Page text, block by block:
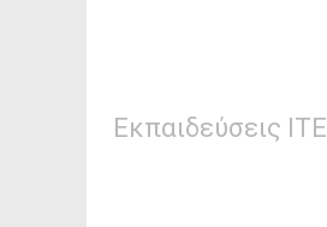
Εκπαιδεύσεις ΙΤΕ